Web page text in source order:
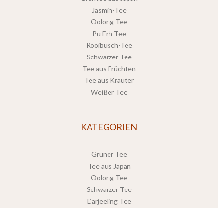
Jasmin-Tee
Oolong Tee
Pu Erh Tee
Rooibusch-Tee
Schwarzer Tee
Tee aus Früchten
Tee aus Kräuter
Weißer Tee
KATEGORIEN
Grüner Tee
Tee aus Japan
Oolong Tee
Schwarzer Tee
Darjeeling Tee